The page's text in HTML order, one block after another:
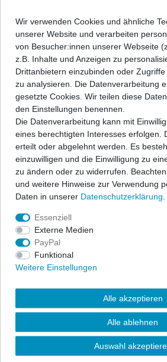
zum Serienauspuff entsteht außerdem
kraftvolleres Abgasklangbild.
Zur individuellen Gestaltung des
vielen unterschiedlichen
Siehe Bild.
Durch die Auswahl vieler individuell
Lagerhaltung nicht möglich. Die
Endschalldämpfers wird daher erst nach
laufenden Produktionsablauf eingeplant.
Endrohre werden dann erst am
Dieser Prozess benötigt einiges an Zeit,
verlängerte Bearbeitungs- u. Lieferzeit
Wir verwenden Cookies und ähnliche
unserer Website und verarbeiten
von Besucher:innen unserer Webseite
z.B. Inhalte und Anzeigen zu
Drittanbietern einzubinden oder
zu analysieren. Die Datenverarbeitung
gesetzte Cookies. Wir teilen diese
den Einstellungen benennen.
Die Datenverarbeitung kann mit
eines berechtigten Interesses erfolgen.
erteilt oder abgelehnt werden. Es
einzuwilligen und die Einwilligung zu
zu ändern oder zu widerrufen.
und weitere Hinweise zur Verwendung
Daten in unserer Daten­schutz­erklärung
Essenziell
Externe Medien
PayPal
Funktional
Weitere Einstellungen
Alle akzeptieren
Alle ablehnen
Auswahl